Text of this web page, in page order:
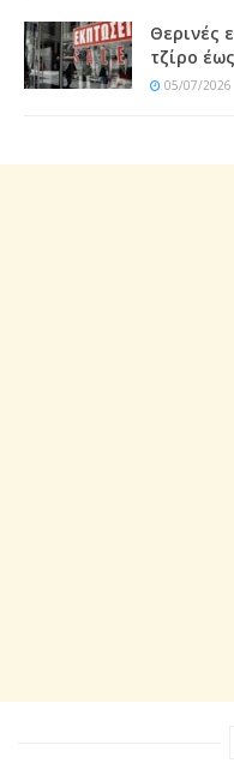
Θερινές
τζίρο
05/07/2026